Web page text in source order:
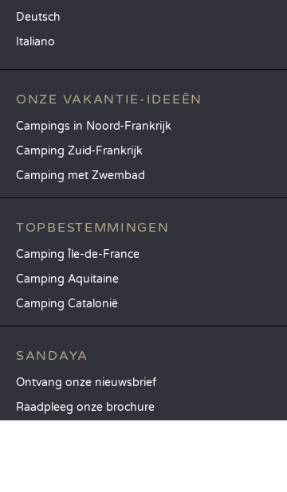
Deutsch
Italiano
ONZE VAKANTIE-IDEEËN
Campings in Noord-Frankrijk
Camping Zuid-Frankrijk
Camping met Zwembad
TOPBESTEMMINGEN
Camping Île-de-France
Camping Aquitaine
Camping Catalonië
SANDAYA
Ontvang onze nieuwsbrief
Raadpleeg onze brochure